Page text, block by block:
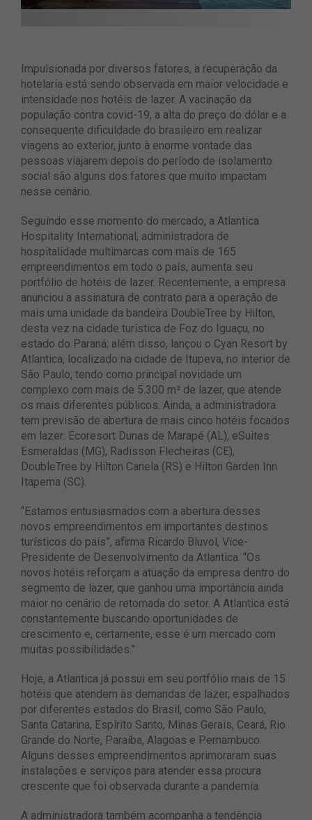
Impulsionada por diversos fatores, a recuperação da
hotelaria está sendo observada em maior velocidade e
intensidade nos hotéis de lazer. A vacinação da
população contra covid-19, a alta do preço do dólar e a
consequente dificuldade do brasileiro em realizar
viagens ao exterior, junto à enorme vontade das
pessoas viajarem depois do período de isolamento
social são alguns dos fatores que muito impactam
nesse cenário.
Seguindo esse momento do mercado, a Atlantica
Hospitality International, administradora de
hospitalidade multimarcas com mais de 165
empreendimentos em todo o país, aumenta seu
portfólio de hotéis de lazer. Recentemente, a empresa
anunciou a assinatura de contrato para a operação de
mais uma unidade da bandeira DoubleTree by Hilton,
desta vez na cidade turística de Foz do Iguaçu, no
estado do Paraná; além disso, lançou o Cyan Resort by
Atlantica, localizado na cidade de Itupeva, no interior de
São Paulo, tendo como principal novidade um
complexo com mais de 5.300 m² de lazer, que atende
os mais diferentes públicos. Ainda, a administradora
tem previsão de abertura de mais cinco hotéis focados
em lazer: Ecoresort Dunas de Marapé (AL), eSuites
Esmeraldas (MG), Radisson Flecheiras (CE),
DoubleTree by Hilton Canela (RS) e Hilton Garden Inn
Itapema (SC).
“Estamos entusiasmados com a abertura desses
novos empreendimentos em importantes destinos
turísticos do país”, afirma Ricardo Bluvol, Vice-
Presidente de Desenvolvimento da Atlantica. “Os
novos hotéis reforçam a atuação da empresa dentro do
segmento de lazer, que ganhou uma importância ainda
maior no cenário de retomada do setor. A Atlantica está
constantemente buscando oportunidades de
crescimento e, certamente, esse é um mercado com
muitas possibilidades.”
Hoje, a Atlantica já possui em seu portfólio mais de 15
hotéis que atendem às demandas de lazer, espalhados
por diferentes estados do Brasil, como São Paulo,
Santa Catarina, Espírito Santo, Minas Gerais, Ceará, Rio
Grande do Norte, Paraíba, Alagoas e Pernambuco.
Alguns desses empreendimentos aprimoraram suas
instalações e serviços para atender essa procura
crescente que foi observada durante a pandemia.
A administradora também acompanha a tendência